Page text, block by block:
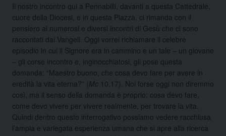
Il nostro incontro qui a Pennabilli, davanti a questa Cattedrale,
cuore della Diocesi, e in questa Piazza, ci rimanda con il
pensiero ai numerosi e diversi incontri di Gesù che ci sono
raccontati dai Vangeli. Oggi vorrei richiamare il celebre
episodio in cui il Signore era in cammino e un tale – un giovane
– gli corse incontro e, inginocchiatosi, gli pose questa
domanda: “Maestro buono, che cosa devo fare per avere in
eredità la vita eterna?” (Mc 10,17). Noi forse oggi non diremmo
così, ma il senso della domanda è proprio: cosa devo fare,
come devo vivere per vivere realmente, per trovare la vita.
Quindi dentro questo interrogativo possiamo vedere racchiusa
l’ampia e variegata esperienza umana che si apre alla ricerca